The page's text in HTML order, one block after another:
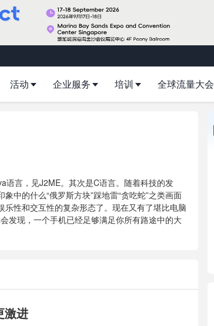
活动 企业服务 培训 全球流量大会
语言，见J2ME。其次是C语言。随着科技的发
中的什么“俄罗斯方块”踩地雷“贪吃蛇”之类画面
性和交互性的复杂形态了。现在又有了堪比电脑
发现，一个手机已经足够满足你所有路途中的大
激进